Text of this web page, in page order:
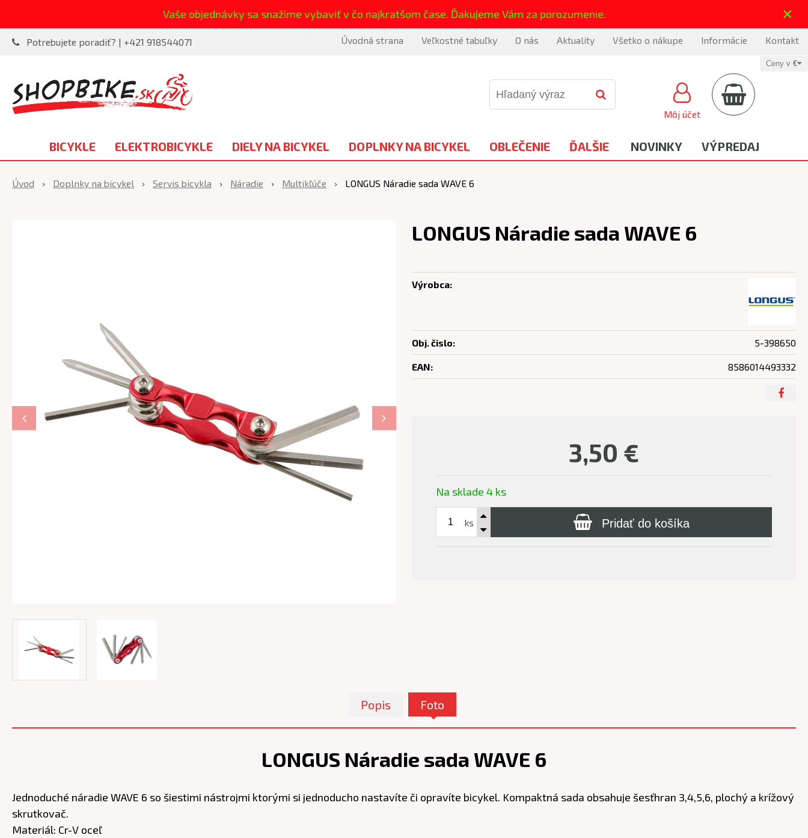
Vaše objednávky sa snažíme vybaviť v čo najkratšom čase. Ďakujeme Vám za porozumenie. ×
Potrebujete poradiť? | +421 918544071 Úvodná strana Veľkostné tabuľky O nás Aktuality Všetko o nákupe Informácie Kontakt
Môj účet
Ceny v €
BICYKLE ELEKTROBICYKLE DIELY NA BICYKEL DOPLNKY NA BICYKEL OBLEČENIE ĎALŠIE NOVINKY VÝPREDAJ
Úvod Doplnky na bicykel Servis bicykla Náradie Multikľúče LONGUS Náradie sada WAVE 6
LONGUS Náradie sada WAVE 6
3,50 €
Na sklade 4 ks
ks Pridať do košíka
Výrobca:
Obj. čislo: 5-398650
EAN: 8586014493332
Popis Foto
LONGUS Náradie sada WAVE 6
Jednoduché náradie WAVE 6 so šiestimi nástrojmi ktorými si jednoducho nastavíte či opravíte bicykel. Kompaktná sada obsahuje šesťhran 3,4,5,6, plochý a krížový
skrutkovač.
Materiál: Cr-V oceľ